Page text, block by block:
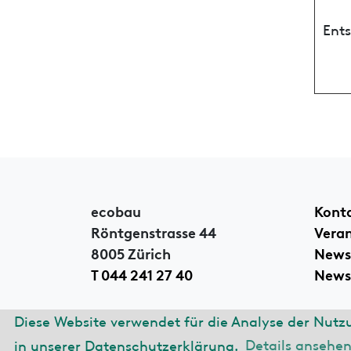
Diese Website verwendet für die Analyse der
in unserer Datenschutzerklärung. Details ansehen
ecobau
Röntgenstrasse 44
8005 Zürich
T 044 241 27 40
News